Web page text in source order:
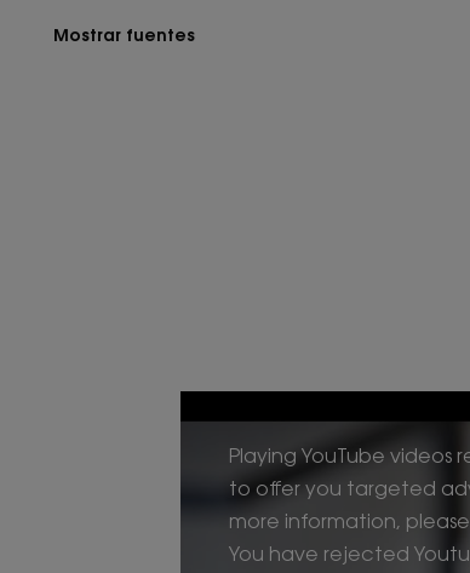
Mostrar fuentes
Playing YouTube videos
to offer you targeted
more information, please
You have rejected